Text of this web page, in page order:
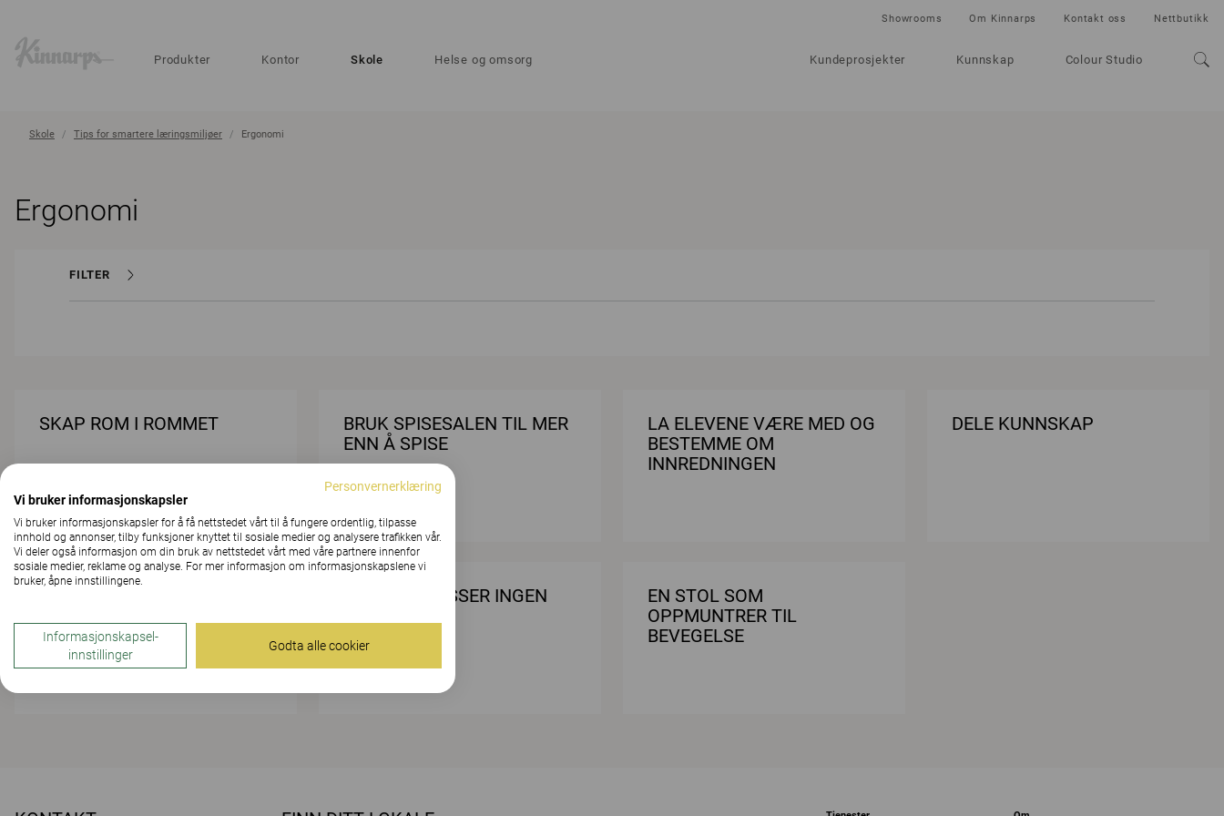
Produkter Kontor Skole Helse og omsorg Kundeprosjekter Kunnskap Colour Studio
Showrooms Om Kinnarps Kontakt oss Nettbutikk
Skole Tips for smartere læringsmiljøer Ergonomi
Ergonomi
FILTER
SKAP ROM I ROMMET
BRUK SPISESALEN TIL MER
ENN Å SPISE
LA ELEVENE VÆRE MED OG
BESTEMME OM
INNREDNINGEN
DELE KUNNSKAP
ONE SIZE PASSER INGEN
EN STOL SOM
OPPMUNTRER TIL
BEVEGELSE
Personvernerklæring
Vi bruker informasjonskapsler
Vi bruker informasjonskapsler for å få nettstedet vårt til å fungere ordentlig, tilpasse
innhold og annonser, tilby funksjoner knyttet til sosiale medier og analysere trafikken vår.
Vi deler også informasjon om din bruk av nettstedet vårt med våre partnere innenfor
sosiale medier, reklame og analyse. For mer informasjon om informasjonskapslene vi
bruker, åpne innstillingene.
Informasjonskapsel-
innstillinger
Godta alle cookier